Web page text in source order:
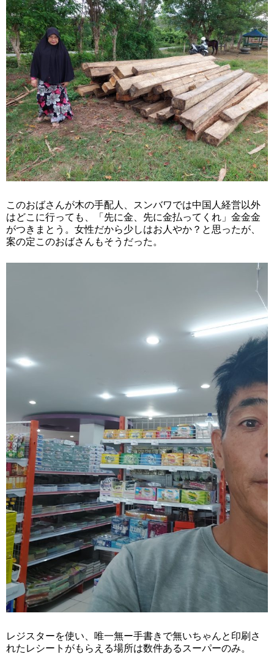
このおばさんが木の手配人、スンバワでは中国人経営以外
はどこに行っても、「先に金、先に金払ってくれ」金金金
がつきまとう。女性だから少しはお人やか？と思ったが、
案の定このおばさんもそうだった。
レジスターを使い、唯一無ー手書きで無いちゃんと印刷さ
れたレシートがもらえる場所は数件あるスーパーのみ。